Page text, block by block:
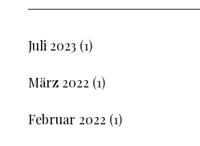
Juli 2023 (1)
März 2022 (1)
Februar 2022 (1)